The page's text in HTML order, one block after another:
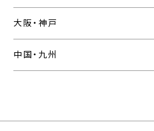
大阪・神戸
中国・九州